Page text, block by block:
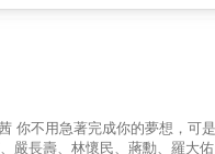
青年》，黃山料抵達了夢想
多力氣，才想起當年面對初
不快樂。 & 他開始了《山料聊聊》節目，與
自己。」 經歷了成就、背叛、相遇、離別、再
，反芻30歲之前的人生，終於找回
陳文
長壽、林懷民、蔣勳、羅大